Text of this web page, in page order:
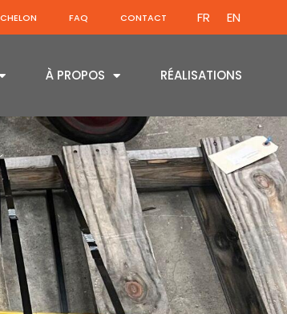
FAQ CONTACT FR EN
À PROPOS RÉALISATIONS